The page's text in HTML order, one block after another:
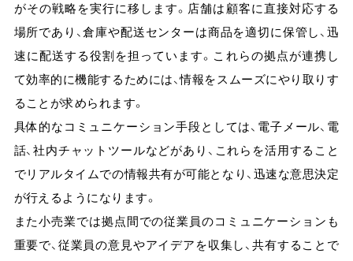
がその戦略を実行に移します。店舗は顧客に直接対応する
場所であり、倉庫や配送センターは商品を適切に保管し、迅
速に配送する役割を担っています。これらの拠点が連携し
て効率的に機能するためには、情報をスムーズにやり取りす
ることが求められます。
具体的なコミュニケーション手段としては、電子メール、電
話、社内チャットツールなどがあり、これらを活用すること
でリアルタイムでの情報共有が可能となり、迅速な意思決定
が行えるようになります。
また小売業では拠点間での従業員のコミュニケーションも
重要で、従業員の意見やアイデアを収集し、共有することで